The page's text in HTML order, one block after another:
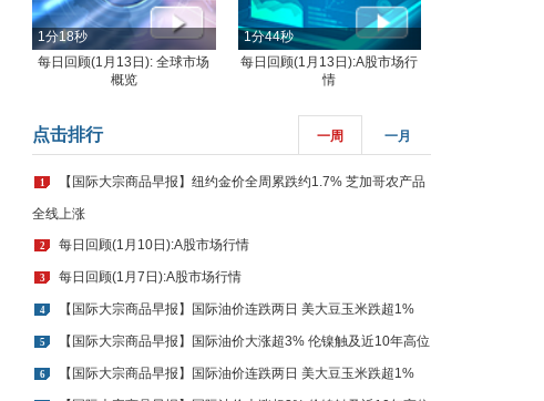
1分18秒
每日回顾(1月13日): 全球市场
概览
1分44秒
每日回顾(1月13日):A股市场行
情
点击排行 一周 一月
1 【国际大宗商品早报】纽约金价全周累跌约1.7% 芝加哥农产品
全线上涨
2 每日回顾(1月10日):A股市场行情
3 每日回顾(1月7日):A股市场行情
4 【国际大宗商品早报】国际油价连跌两日 美大豆玉米跌超1%
5 【国际大宗商品早报】国际油价大涨超3% 伦镍触及近10年高位
6 【国际大宗商品早报】国际油价连跌两日 美大豆玉米跌超1%